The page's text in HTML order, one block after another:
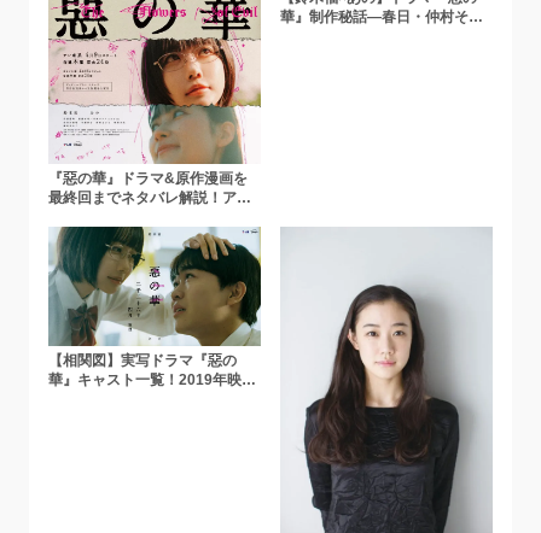
『惡の華』ドラマ&原作漫画を
最終回までネタバレ解説！アニ
華』制作秘話―春日・仲村それ
【相関図】実写ドラマ『惡の
華』キャスト一覧！2019年映画